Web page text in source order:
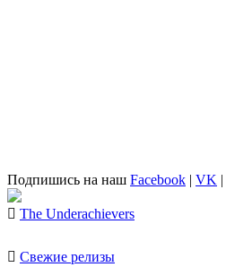
Подпишись на наш Facebook | VK |
The Underachievers
Свежие релизы